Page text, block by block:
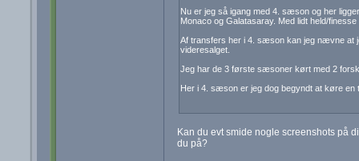
Nu er jeg så igang med 4. sæson og her
Monaco og Galatasaray. Med lidt held/
Af transfers her i 4. sæson kan jeg nævne at
videresalget.
Jeg har de 3 første sæsoner kørt med 2
Her i 4. sæson er jeg dog begyndt at køre
Kan du evt smide nogle screenshots på
du på?